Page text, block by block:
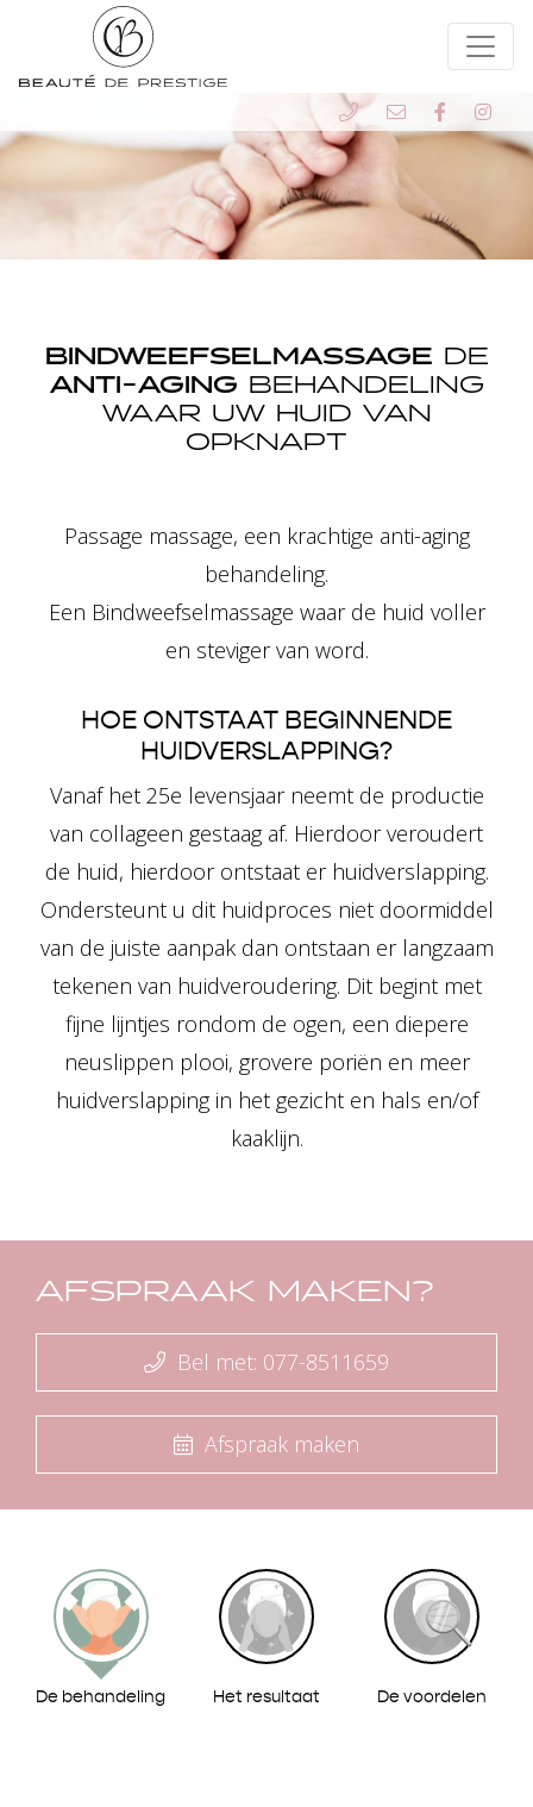
BINDWEEFSELMASSAGE DE
ANTI-AGING BEHANDELING
WAAR UW HUID VAN
OPKNAPT
Passage massage, een krachtige anti-aging
behandeling.
Een Bindweefselmassage waar de huid voller
en steviger van word.
HOE ONTSTAAT BEGINNENDE
HUIDVERSLAPPING?
Vanaf het 25e levensjaar neemt de productie
van collageen gestaag af. Hierdoor veroudert
de huid, hierdoor ontstaat er huidverslapping.
Ondersteunt u dit huidproces niet doormiddel
van de juiste aanpak dan ontstaan er langzaam
tekenen van huidveroudering. Dit begint met
fijne lijntjes rondom de ogen, een diepere
neuslippen plooi, grovere poriën en meer
huidverslapping in het gezicht en hals en/of
kaaklijn.
AFSPRAAK MAKEN?
Bel met: 077-8511659
Afspraak maken
De behandeling Het resultaat De voordelen